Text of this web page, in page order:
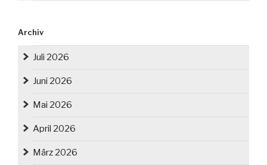
Archiv
Juli 2026
Juni 2026
Mai 2026
April 2026
März 2026